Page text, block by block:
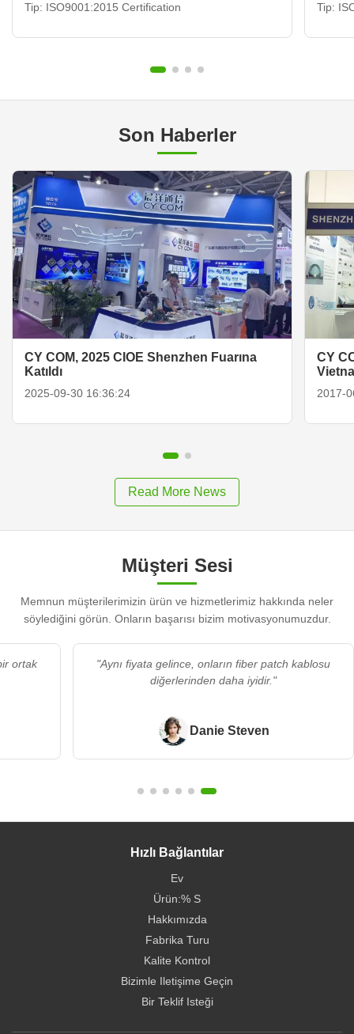
Tip: ISO9001:2015 Certification Tip:
Son Haberler
CY COM, 2025 CIOE Shenzhen Fuarına
Katıldı
2025-09-30 16:36:24
CY
2017-
Read More News
Müşteri Sesi
Memnun müşterilerimizin ürün ve hizmetlerimiz hakkında neler
söylediğini görün. Onların başarısı bizim motivasyonumuzdur.
ortak
"Aynı fiyata gelince, onların fiber patch kablosu
diğerlerinden daha iyidir."
Danie Steven
Hızlı Bağlantılar
Ev
Ürün:% S
Hakkımızda
Fabrika Turu
Kalite Kontrol
Bizimle Iletişime Geçin
Bir Teklif Isteği